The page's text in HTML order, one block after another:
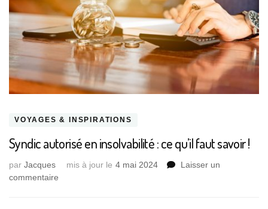
VOYAGES & INSPIRATIONS
Syndic autorisé en insolvabilité : ce qu’il faut savoir !
par Jacques mis à jour le 4 mai 2024
Laisser un
commentaire